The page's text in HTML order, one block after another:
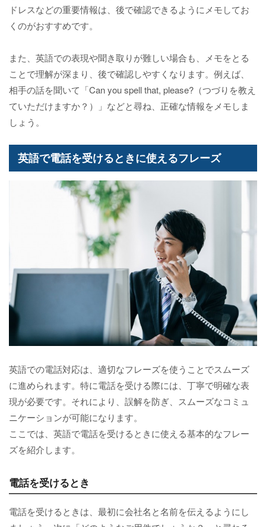
ドレスなどの重要情報は、後で確認できるようにメモしてお
くのがおすすめです。
また、英語での表現や聞き取りが難しい場合も、メモをとる
ことで理解が深まり、後で確認しやすくなります。例えば、
相手の話を聞いて「Can you spell that, please?（つづりを教え
ていただけますか？）」などと尋ね、正確な情報をメモしま
しょう。
英語で電話を受けるときに使えるフレーズ
英語での電話対応は、適切なフレーズを使うことでスムーズ
に進められます。特に電話を受ける際には、丁寧で明確な表
現が必要です。それにより、誤解を防ぎ、スムーズなコミュ
ニケーションが可能になります。
ここでは、英語で電話を受けるときに使える基本的なフレー
ズを紹介します。
電話を受けるとき
電話を受けるときは、最初に会社名と名前を伝えるようにし